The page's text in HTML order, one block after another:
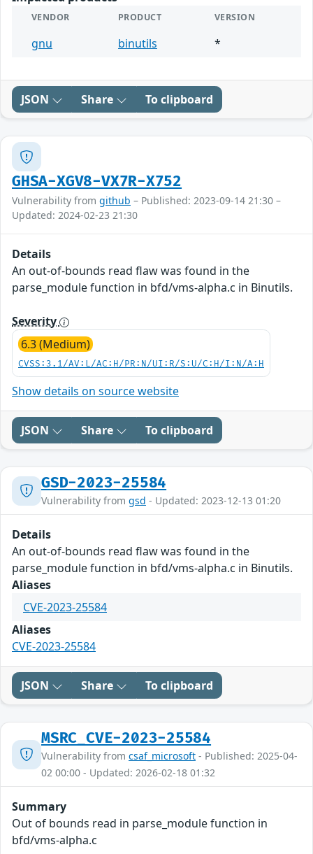
VENDOR PRODUCT VERSION
gnu binutils *
JSON Share To clipboard
GHSA-XGV8-VX7R-X752
Vulnerability from github – Published: 2023-09-14 21:30 –
Updated: 2024-02-23 21:30
Details
An out-of-bounds read flaw was found in the
parse_module function in bfd/vms-alpha.c in Binutils.
Severity
6.3 (Medium)
CVSS:3.1/AV:L/AC:H/PR:N/UI:R/S:U/C:H/I:N/A:H
Show details on source website
JSON Share To clipboard
GSD-2023-25584
Vulnerability from gsd - Updated: 2023-12-13 01:20
Details
An out-of-bounds read flaw was found in the
parse_module function in bfd/vms-alpha.c in Binutils.
Aliases
CVE-2023-25584
Aliases
CVE-2023-25584
JSON Share To clipboard
MSRC_CVE-2023-25584
Vulnerability from csaf_microsoft - Published: 2025-04-
02 00:00 - Updated: 2026-02-18 01:32
Summary
Out of bounds read in parse_module function in
bfd/vms-alpha.c